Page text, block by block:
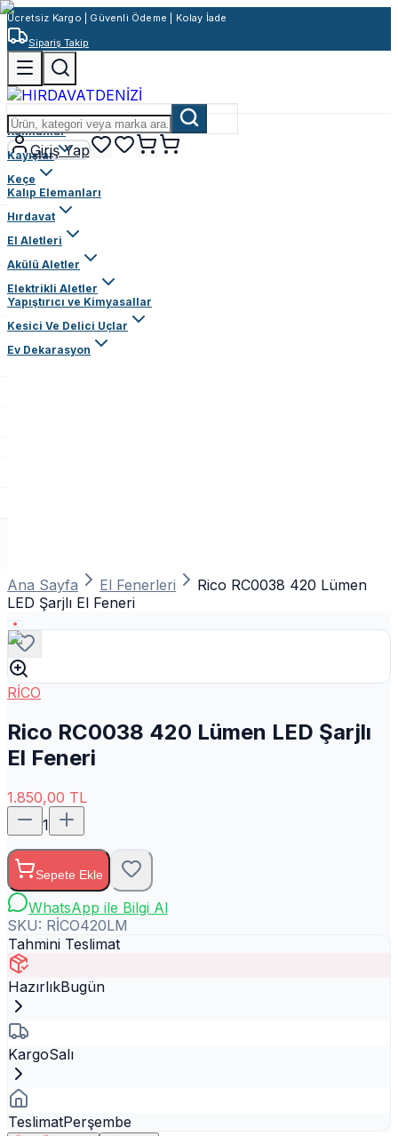
Ücretsiz Kargo | Güvenli Ödeme | Kolay İade
Sipariş Takip
Giriş Yap
Rulmanlar
Kayışlar
Keçe
Kalıp Elemanları
Hırdavat
El Aletleri
Akülü Aletler
Elektrikli Aletler
Yapıştırıcı ve Kimyasallar
Kesici Ve Delici Uçlar
Ev Dekarasyon
Ana Sayfa El Fenerleri
Rico RC0038 420 Lümen
LED Şarjlı El Feneri
RİCO
Rico RC0038 420 Lümen LED Şarjlı
El Feneri
1.850,00 TL
1
Sepete Ekle
WhatsApp ile Bilgi Al
SKU: RİCO420LM
Tahmini Teslimat
HazırlıkBugün
KargoSalı
TeslimatPerşembe